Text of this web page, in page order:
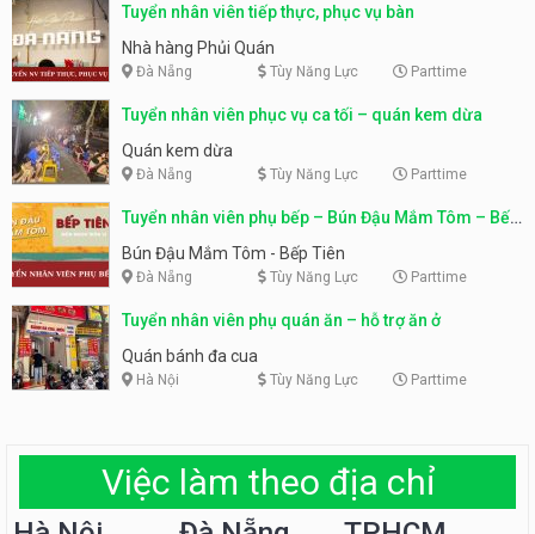
Tuyển nhân viên tiếp thực, phục vụ bàn
Nhà hàng Phủi Quán
Đà Nẵng Tùy Năng Lực Parttime
Tuyển nhân viên phục vụ ca tối – quán kem dừa
Quán kem dừa
Đà Nẵng Tùy Năng Lực Parttime
Tuyển nhân viên phụ bếp – Bún Đậu Mắm Tôm – Bếp
Tiên
Bún Đậu Mắm Tôm - Bếp Tiên
Đà Nẵng Tùy Năng Lực Parttime
Tuyển nhân viên phụ quán ăn – hỗ trợ ăn ở
Quán bánh đa cua
Hà Nội Tùy Năng Lực Parttime
Việc làm theo địa chỉ